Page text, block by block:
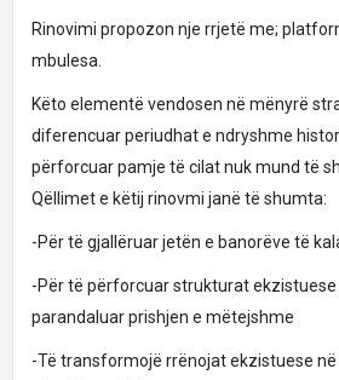
Rinovimi propozon nje rrjetë me;
mbulesa.
Këto elementë vendosen në mënyrë
diferencuar periudhat e ndryshme
përforcuar pamje të cilat nuk mund të
Qëllimet e këtij rinovmi janë të shumta:
-Për të gjallëruar jetën e banorëve të
-Për të përforcuar strukturat ekzistuese
parandaluar prishjen e mëtejshme
-Të transformojë rrënojat ekzistuese